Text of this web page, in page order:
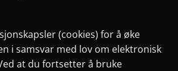
(cookies) for å øke
i samsvar med lov om elektronisk
at du fortsetter å bruke